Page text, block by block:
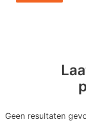
Geen resultaten